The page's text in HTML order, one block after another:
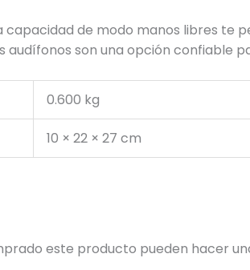
de modo manos libres te
son una opción confiable
0.600 kg
10 × 22 × 27 cm
este producto pueden hacer